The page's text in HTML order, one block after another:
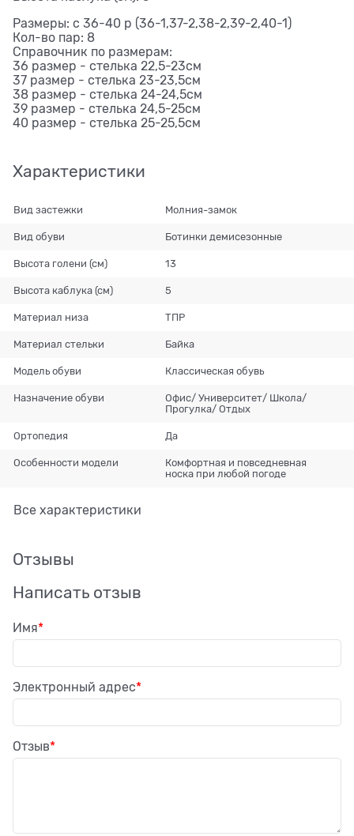
Размеры: с 36-40 р (36-1,37-2,38-2,39-2,40-1)
Кол-во пар: 8
Справочник по размерам:
36 размер - стелька 22,5-23см
37 размер - стелька 23-23,5см
38 размер - стелька 24-24,5см
39 размер - стелька 24,5-25см
40 размер - стелька 25-25,5см
Характеристики
Вид застежки Молния-замок
Вид обуви Ботинки демисезонные
Высота голени (см) 13
Высота каблука (см) 5
Материал низа ТПР
Материал стельки Байка
Модель обуви Классическая обувь
Назначение обуви
Офис/ Университет/ Школа/
Прогулка/ Отдых
Ортопедия Да
Особенности модели
Комфортная и повседневная
носка при любой погоде
Все характеристики
Отзывы
Написать отзыв
Имя
Электронный адрес
Отзыв